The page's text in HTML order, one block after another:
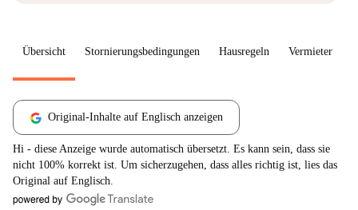
Übersicht Stornierungsbedingungen Hausregeln Vermieter
Original-Inhalte auf Englisch anzeigen
Hi - diese Anzeige wurde automatisch übersetzt. Es kann sein, dass sie
nicht 100% korrekt ist. Um sicherzugehen, dass alles richtig ist, lies das
Original auf Englisch.